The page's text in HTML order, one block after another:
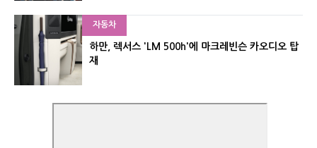
자동차
하만, 렉서스 'LM 500h'에 마크레빈슨 카오디오 탑
재